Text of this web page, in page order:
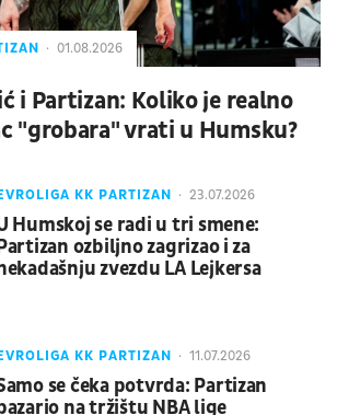
01.08.2026
i Partizan: Koliko je realno
"grobara" vrati u Humsku?
KK PARTIZAN 23.07.2026
Humskoj se radi u tri smene:
ozbiljno zagrizao i za
zvezdu LA Lejkersa
KK PARTIZAN 11.07.2026
se čeka potvrda: Partizan
na tržištu NBA lige